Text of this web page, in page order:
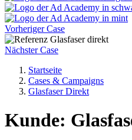
Vorheriger Case
Nächster Case
Startseite
Cases & Campaigns
Glasfaser Direkt
Kunde: